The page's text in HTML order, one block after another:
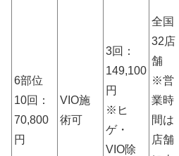
6部位
10回：
70,800
円
VIO施
術可
3回：
149,100
円
※ヒ
ゲ・
VIO除
全国
32店
舗
※営
業時
間は
店舗